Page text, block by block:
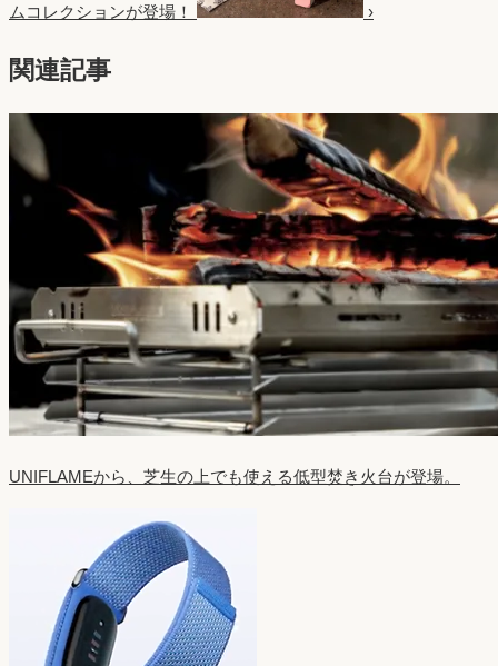
ムコレクションが登場！ ›
関連記事
UNIFLAMEから、芝生の上でも使える低型焚き火台が登場。